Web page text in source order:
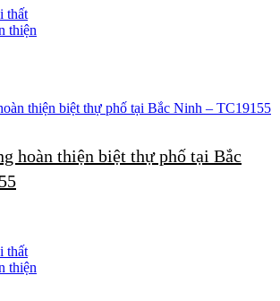
thất
thiện
hoàn thiện biệt thự phố tại Bắc
thất
thiện